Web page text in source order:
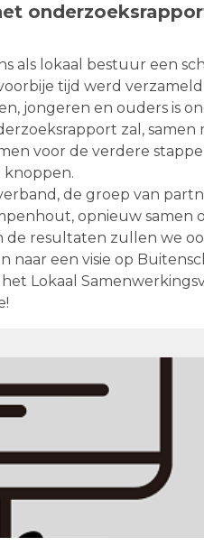
als lokaal bestuur een
tijd werd
jongeren en ouders is
zal, samen
voor de verdere
knoppen.
de groep van
opnieuw samen
de resultaten zullen we
een visie op
Lokaal